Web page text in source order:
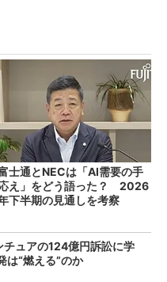
士通とNECは「AI需要の手
え」をどう語った？ 2026
下半期の見通しを考察
チュアの124億円訴訟に学
は“燃える”のか